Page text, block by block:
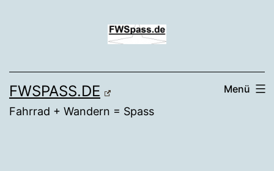
FWSPASS.DE
Fahrrad + Wandern = Spass
Menü